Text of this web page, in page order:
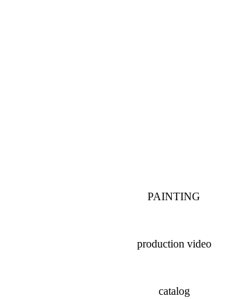
PAINTING
production video
catalog